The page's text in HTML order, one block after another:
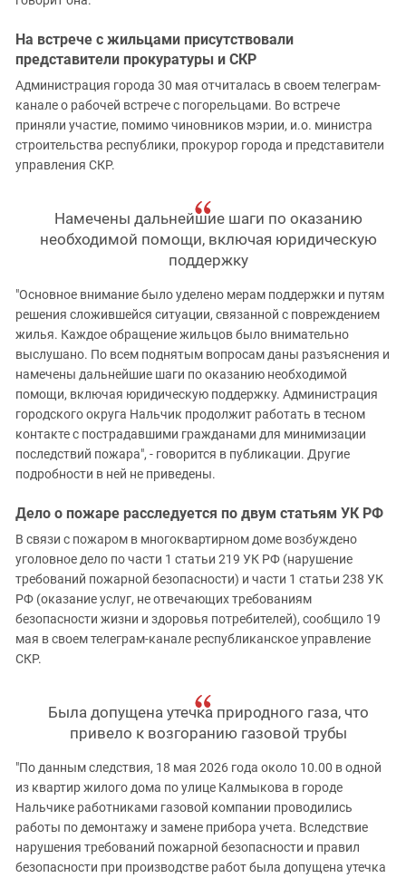
На встрече с жильцами присутствовали
представители прокуратуры и СКР
Администрация города 30 мая отчиталась в своем телеграм-
канале о рабочей встрече с погорельцами. Во встрече
приняли участие, помимо чиновников мэрии, и.о. министра
строительства республики, прокурор города и представители
управления СКР.
Намечены дальнейшие шаги по оказанию
необходимой помощи, включая юридическую
поддержку
"Основное внимание было уделено мерам поддержки и путям
решения сложившейся ситуации, связанной с повреждением
жилья. Каждое обращение жильцов было внимательно
выслушано. По всем поднятым вопросам даны разъяснения и
намечены дальнейшие шаги по оказанию необходимой
помощи, включая юридическую поддержку. Администрация
городского округа Нальчик продолжит работать в тесном
контакте с пострадавшими гражданами для минимизации
последствий пожара", - говорится в публикации. Другие
подробности в ней не приведены.
Дело о пожаре расследуется по двум статьям УК РФ
В связи с пожаром в многоквартирном доме возбуждено
уголовное дело по части 1 статьи 219 УК РФ (нарушение
требований пожарной безопасности) и части 1 статьи 238 УК
РФ (оказание услуг, не отвечающих требованиям
безопасности жизни и здоровья потребителей), сообщило 19
мая в своем телеграм-канале республиканское управление
СКР.
Была допущена утечка природного газа, что
привело к возгоранию газовой трубы
"По данным следствия, 18 мая 2026 года около 10.00 в одной
из квартир жилого дома по улице Калмыкова в городе
Нальчике работниками газовой компании проводились
работы по демонтажу и замене прибора учета. Вследствие
нарушения требований пожарной безопасности и правил
безопасности при производстве работ была допущена утечка